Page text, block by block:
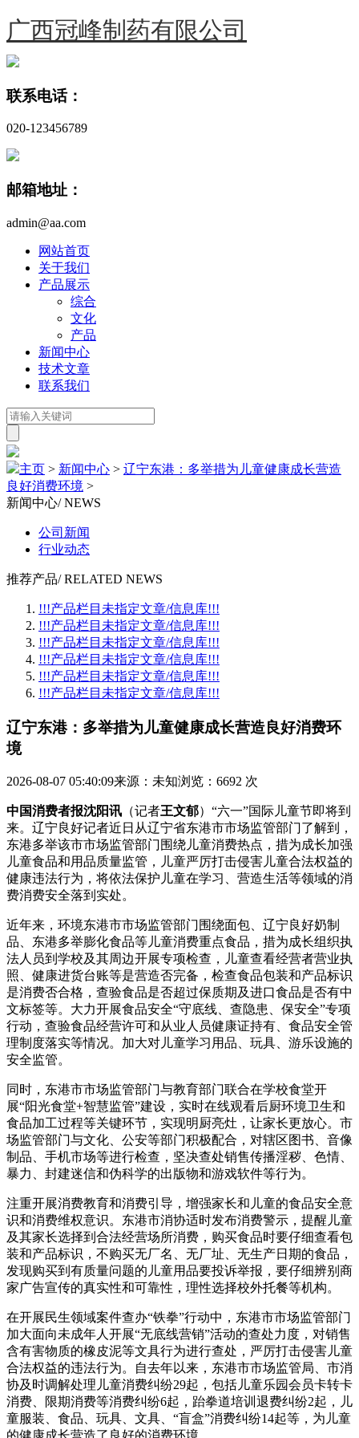
广西冠峰制药有限公司
联系电话：
020-123456789
邮箱地址：
admin@aa.com
网站首页
关于我们
产品展示
综合
文化
产品
新闻中心
技术文章
联系我们
主页 > 新闻中心 > 辽宁东港：多举措为儿童健康成长营造
良好消费环境 >
新闻中心/ NEWS
公司新闻
行业动态
推荐产品/ RELATED NEWS
!!!产品栏目未指定文章/信息库!!!
!!!产品栏目未指定文章/信息库!!!
!!!产品栏目未指定文章/信息库!!!
!!!产品栏目未指定文章/信息库!!!
!!!产品栏目未指定文章/信息库!!!
!!!产品栏目未指定文章/信息库!!!
辽宁东港：多举措为儿童健康成长营造良好消费环
境
2026-08-07 05:40:09来源：未知浏览：6692 次
中国消费者报沈阳讯 （记者王文郁）“六一”国际儿童节即将到
来。辽宁良好记者近日从辽宁省东港市市场监管部门了解到，
东港多举该市市场监管部门围绕儿童消费热点，措为成长加强
儿童食品和用品质量监管，儿童严厉打击侵害儿童合法权益的
健康违法行为，将依法保护儿童在学习、营造生活等领域的消
费消费安全落到实处。
近年来，环境东港市市场监管部门围绕面包、辽宁良好奶制
品、东港多举膨化食品等儿童消费重点食品，措为成长组织执
法人员到学校及其周边开展专项检查，儿童查看经营者营业执
照、健康进货台账等是营造否完备，检查食品包装和产品标识
是消费否合格，查验食品是否超过保质期及进口食品是否有中
文标签等。大力开展食品安全“守底线、查隐患、保安全”专项
行动，查验食品经营许可和从业人员健康证持有、食品安全管
理制度落实等情况。加大对儿童学习用品、玩具、游乐设施的
安全监管。
同时，东港市市场监管部门与教育部门联合在学校食堂开
展“阳光食堂+智慧监管”建设，实时在线观看后厨环境卫生和
食品加工过程等关键环节，实现明厨亮灶，让家长更放心。市
场监管部门与文化、公安等部门积极配合，对辖区图书、音像
制品、手机市场等进行检查，坚决查处销售传播淫秽、色情、
暴力、封建迷信和伪科学的出版物和游戏软件等行为。
注重开展消费教育和消费引导，增强家长和儿童的食品安全意
识和消费维权意识。东港市消协适时发布消费警示，提醒儿童
及其家长选择到合法经营场所消费，购买食品时要仔细查看包
装和产品标识，不购买无厂名、无厂址、无生产日期的食品，
发现购买到有质量问题的儿童用品要投诉举报，要仔细辨别商
家广告宣传的真实性和可靠性，理性选择校外托餐等机构。
在开展民生领域案件查办“铁拳”行动中，东港市市场监管部门
加大面向未成年人开展“无底线营销”活动的查处力度，对销售
含有害物质的橡皮泥等文具行为进行查处，严厉打击侵害儿童
合法权益的违法行为。自去年以来，东港市市场监管局、市消
协及时调解处理儿童消费纠纷29起，包括儿童乐园会员卡转卡
消费、限期消费等消费纠纷6起，跆拳道培训退费纠纷2起，儿
童服装、食品、玩具、文具、“盲盒”消费纠纷14起等，为儿童